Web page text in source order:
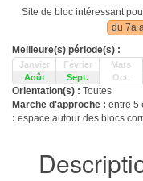
Site de bloc intéressant
du 7a
Meilleure(s) période(s) :
Janvier Février Mars
Août
Sept. Oct.
Orientation(s) : Toutes
Marche d'approche : entre 5
: espace autour des blocs